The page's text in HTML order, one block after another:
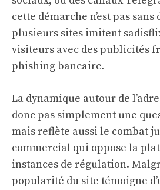
cette démarche n’est pas sans
plusieurs sites imitent
visiteurs avec des publicités
phishing bancaire.
La dynamique autour de
donc pas simplement une
mais reflète aussi le combat
commercial qui oppose la
instances de régulation.
popularité du site témoigne